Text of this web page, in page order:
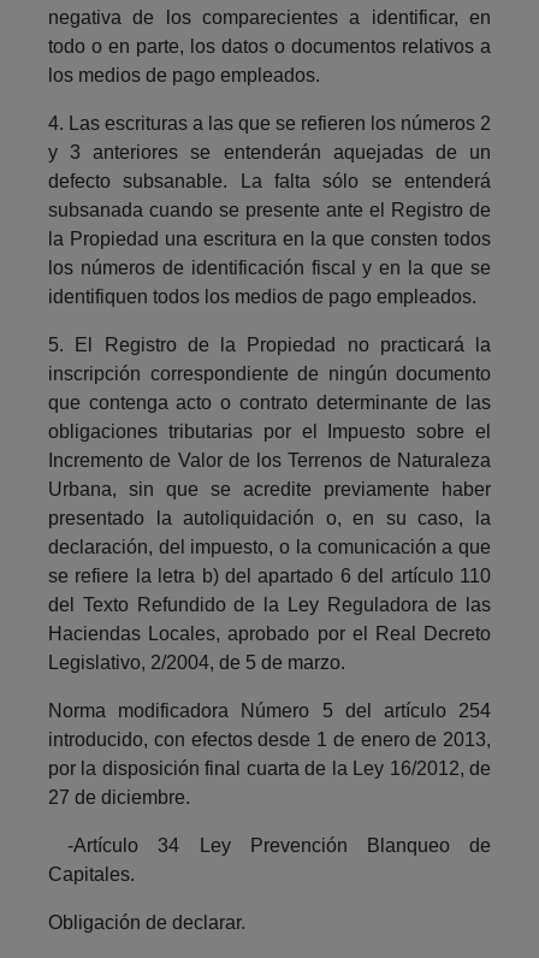
negativa de los comparecientes a identificar, en
todo o en parte, los datos o documentos relativos a
los medios de pago empleados.
4. Las escrituras a las que se refieren los números 2
y 3 anteriores se entenderán aquejadas de un
defecto subsanable. La falta sólo se entenderá
subsanada cuando se presente ante el Registro de
la Propiedad una escritura en la que consten todos
los números de identificación fiscal y en la que se
identifiquen todos los medios de pago empleados.
5. El Registro de la Propiedad no practicará la
inscripción correspondiente de ningún documento
que contenga acto o contrato determinante de las
obligaciones tributarias por el Impuesto sobre el
Incremento de Valor de los Terrenos de Naturaleza
Urbana, sin que se acredite previamente haber
presentado la autoliquidación o, en su caso, la
declaración, del impuesto, o la comunicación a que
se refiere la letra b) del apartado 6 del artículo 110
del Texto Refundido de la Ley Reguladora de las
Haciendas Locales, aprobado por el Real Decreto
Legislativo, 2/2004, de 5 de marzo.
Norma modificadora Número 5 del artículo 254
introducido, con efectos desde 1 de enero de 2013,
por la disposición final cuarta de la Ley 16/2012, de
27 de diciembre.
-Artículo 34 Ley Prevención Blanqueo de
Capitales.
Obligación de declarar.